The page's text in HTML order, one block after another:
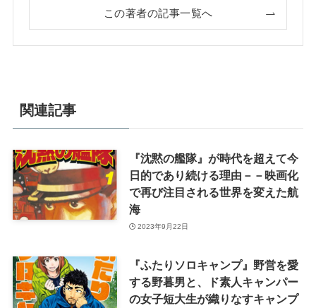
この著者の記事一覧へ
関連記事
『沈黙の艦隊』が時代を超えて今
日的であり続ける理由－－映画化
で再び注目される世界を変えた航
海
2023年9月22日
『ふたりソロキャンプ』野営を愛
する野暮男と、ド素人キャンパー
の女子短大生が織りなすキャンプ